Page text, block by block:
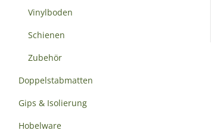
Vinylboden
Schienen
Zubehör
Doppelstabmatten
Gips & Isolierung
Hobelware